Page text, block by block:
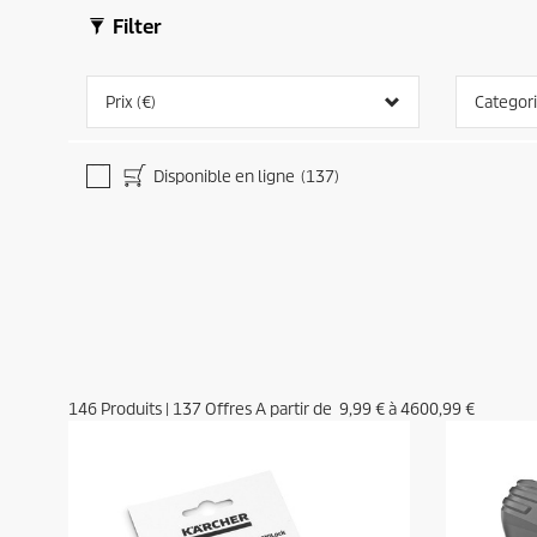
Filter
Prix (€)
Disponible en ligne (137)
146 Produits | 137Offres A partir de 9,99 €à4600,99 €